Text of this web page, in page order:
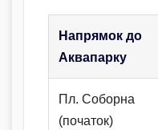
Напрямок до
Аквапарку
Пл. Соборна
(початок)